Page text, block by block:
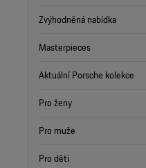
Zvýhodněná nabídka
Masterpieces
Aktuální Porsche kolekce
Pro ženy
Pro muže
Pro děti